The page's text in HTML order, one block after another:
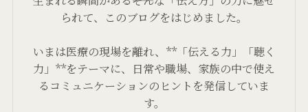
られて、このブログをはじめました。
いまは医療の現場を離れ、**「伝える力」「聴く
力」**をテーマに、日常や職場、家族の中で使え
るコミュニケーションのヒントを発信していま
す。